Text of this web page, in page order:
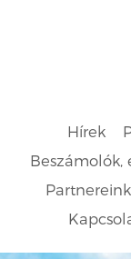
Hírek
Beszámolók,
Partnereink